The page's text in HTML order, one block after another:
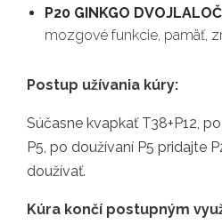
P20 GINKGO
mozgové funkcie, pamäť,
Postup užívania kúry:
Súčasne kvapkať T38+P12,
P5, po doužívaní P5 pridajte
doužívať.
Kúra končí postupným